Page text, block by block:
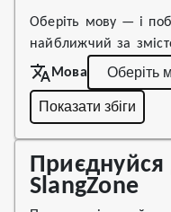
Оберіть мову — і
найближчий за
Мова
Показати збіги
Приєднуйся
SlangZone